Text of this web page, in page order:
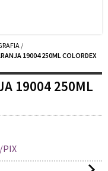
/
19004 250ML COLORDEX
19004 250ML
PIX